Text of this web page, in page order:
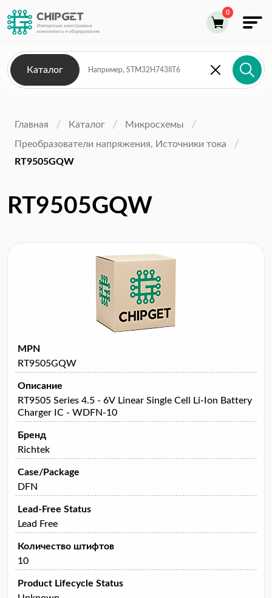
Каталог
Главная Каталог
Микросхемы
Преобразователи напряжения, Источники тока
RT9505GQW
RT9505GQW
MPN
RT9505GQW
Описание
RT9505 Series 4.5 - 6V Linear Single Cell Li-Ion Battery
Charger IC - WDFN-10
Бренд
Richtek
Case/Package
DFN
Lead-Free Status
Lead Free
Количество штифтов
10
Product Lifecycle Status